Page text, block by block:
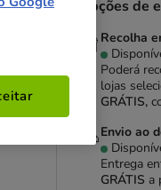
Opções de
Recolha
Poderá
lojas
GRÁTIS,
Envio ao
Entrega
GRÁTIS a